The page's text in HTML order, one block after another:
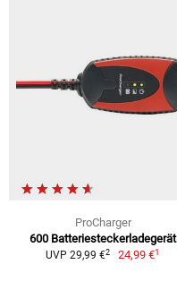
ProCharger
600 Batteriesteckerladegerät
UVP 29,99 €2 24,99 €1